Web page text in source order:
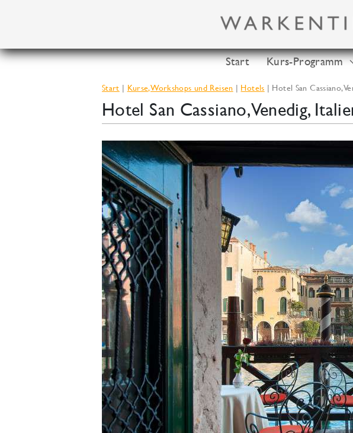
Start Kurs-Programm
Start Kurse, Workshops und Reisen Hotels Hotel San Cassiano,
Hotel San Cassiano, Venedig,